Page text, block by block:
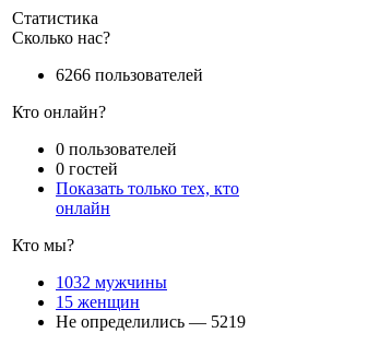
Статистика
Сколько нас?
6266 пользователей
Кто онлайн?
0 пользователей
0 гостей
Показать только тех, кто
онлайн
Кто мы?
1032 мужчины
15 женщин
Не определились — 5219